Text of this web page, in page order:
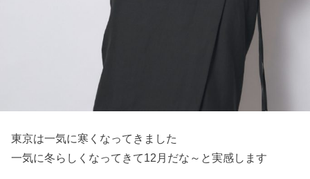
東京は一気に寒くなってきました
一気に冬らしくなってきて12月だな～と実感します